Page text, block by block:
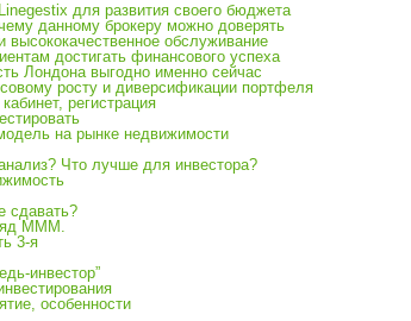
для развития своего бюджета
данному брокеру можно доверять
высококачественное обслуживание
достигать финансового успеха
Лондона выгодно именно сейчас
росту и диверсификации портфеля
регистрация
на рынке недвижимости
Что лучше для инвестора?
сдавать?
МММ.
3-я
инвестор”
особенности